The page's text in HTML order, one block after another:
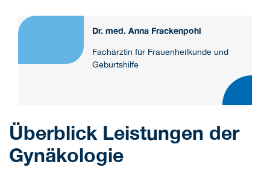
Dr. med. Anna Frackenpohl
Fachärztin für Frauenheilkunde und
Geburtshilfe
Überblick Leistungen der
Gynäkologie